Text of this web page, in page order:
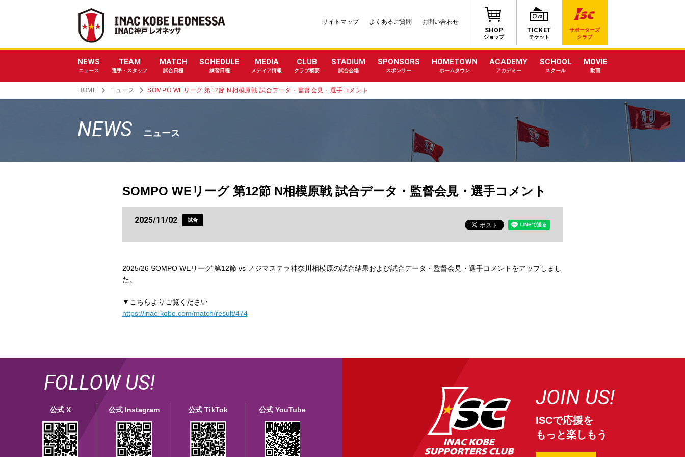
NEWS
ニュース
TEAM
選手・スタッフ
MATCH
試合日程
SCHEDULE
練習日程
MEDIA
メディア情報
CLUB
クラブ概要
STADIUM
試合会場
SPONSORS
スポンサー
HOMETOWN
ホームタウン
ACADEMY
アカデミー
SCHOOL
スクール
MOVIE
動画
SHOP
ショップ
TICKET
チケット
サポーターズ
クラブ
サイトマップ よくあるご質問 お問い合わせ
HOME ニュース SOMPO WEリーグ 第12節 N相模原戦 試合データ・監督会見・選手コメント
NEWS ニュース
SOMPO WEリーグ 第12節 N相模原戦 試合データ・監督会見・選手コメント
2025/11/02 試合
2025/26 SOMPO WEリーグ 第12節 vs ノジマステラ神奈川相模原の試合結果および試合データ・監督会見・選手コメントをアップしまし
た。
▼こちらよりご覧ください
https://inac-kobe.com/match/result/474
JOIN US!
ISCで応援を
もっと楽しもう
FOLLOW US!
公式 X 公式 Instagram 公式 TikTok 公式 YouTube